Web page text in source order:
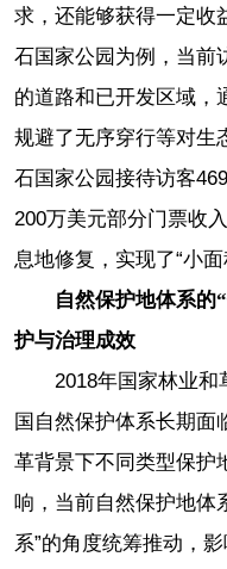
求，还能够获得一定收
石国家公园为例，当前
的道路和已开发区域，
规避了无序穿行等对生
石国家公园接待访客
200万美元部分门票收
息地修复，实现了“小面
自然保护地体系的
护与治理成效
2018年国家林业
国自然保护体系长期面
革背景下不同类型保护
响，当前自然保护地体
系”的角度统筹推动，